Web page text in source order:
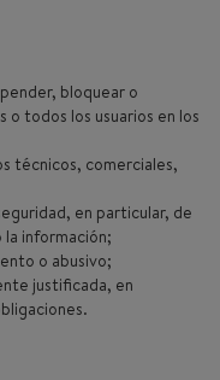
bloquear o
todos los usuarios en los
técnicos, comerciales,
en particular, de
la información;
o abusivo;
justificada, en